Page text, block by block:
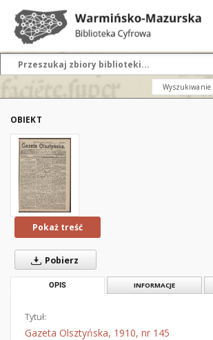
Wyszukiwanie
OBIEKT
Pokaż treść
Pobierz
OPIS INFORMACJE
Tytuł:
Gazeta Olsztyńska, 1910, nr 145